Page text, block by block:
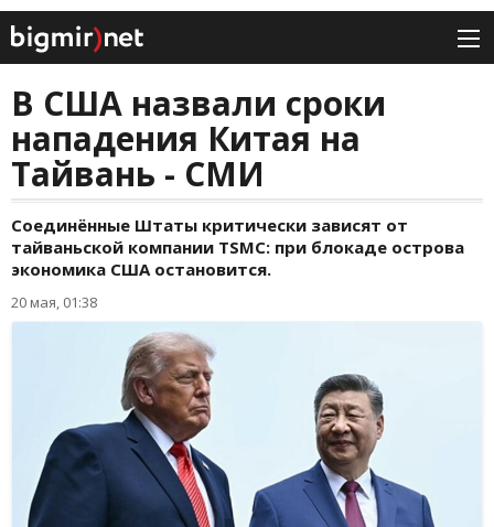
В США назвали сроки
нападения Китая на
Тайвань - СМИ
Соединённые Штаты критически зависят от
тайваньской компании TSMC: при блокаде острова
экономика США остановится.
20 мая, 01:38